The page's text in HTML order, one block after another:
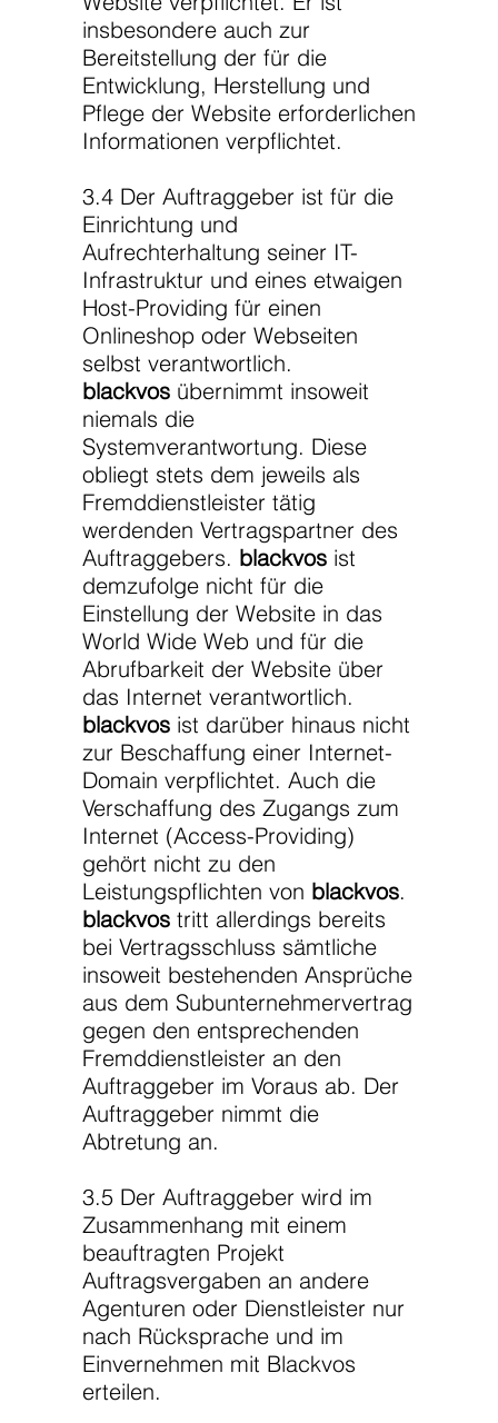
insbesondere auch zur
Bereitstellung der für die
Entwicklung, Herstellung und
Pflege der Website erforderlichen
Informationen verpflichtet.
3.4 Der Auftraggeber ist für die
Einrichtung und
Aufrechterhaltung seiner IT-
Infrastruktur und eines etwaigen
Host-Providing für einen
Onlineshop oder Webseiten
selbst verantwortlich.
blackvos übernimmt insoweit
niemals die
Systemverantwortung. Diese
obliegt stets dem jeweils als
Fremddienstleister tätig
werdenden Vertragspartner des
Auftraggebers. blackvos ist
demzufolge nicht für die
Einstellung der Website in das
World Wide Web und für die
Abrufbarkeit der Website über
das Internet verantwortlich.
blackvos ist darüber hinaus nicht
zur Beschaffung einer Internet-
Domain verpflichtet. Auch die
Verschaffung des Zugangs zum
Internet (Access-Providing)
gehört nicht zu den
Leistungspflichten von blackvos.
blackvos tritt allerdings bereits
bei Vertragsschluss sämtliche
insoweit bestehenden Ansprüche
aus dem Subunternehmervertrag
gegen den entsprechenden
Fremddienstleister an den
Auftraggeber im Voraus ab. Der
Auftraggeber nimmt die
Abtretung an.
3.5 Der Auftraggeber wird im
Zusammenhang mit einem
beauftragten Projekt
Auftragsvergaben an andere
Agenturen oder Dienstleister nur
nach Rücksprache und im
Einvernehmen mit Blackvos
erteilen.